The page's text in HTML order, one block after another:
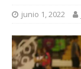
junio 1, 2022